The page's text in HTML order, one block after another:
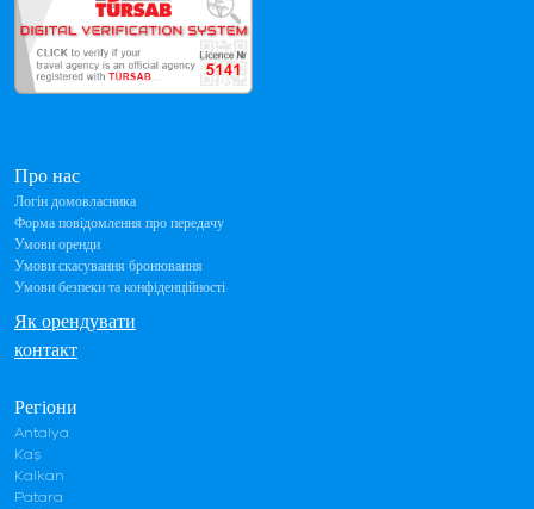
Регіони
Antalya
Kaş
Kalkan
Patara
Про нас
Логін домовласника
Форма повідомлення про передачу
Умови оренди
Умови скасування бронювання
Умови безпеки та конфіденційності
Як орендувати
контакт